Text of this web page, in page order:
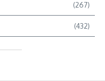
(267)
(432)